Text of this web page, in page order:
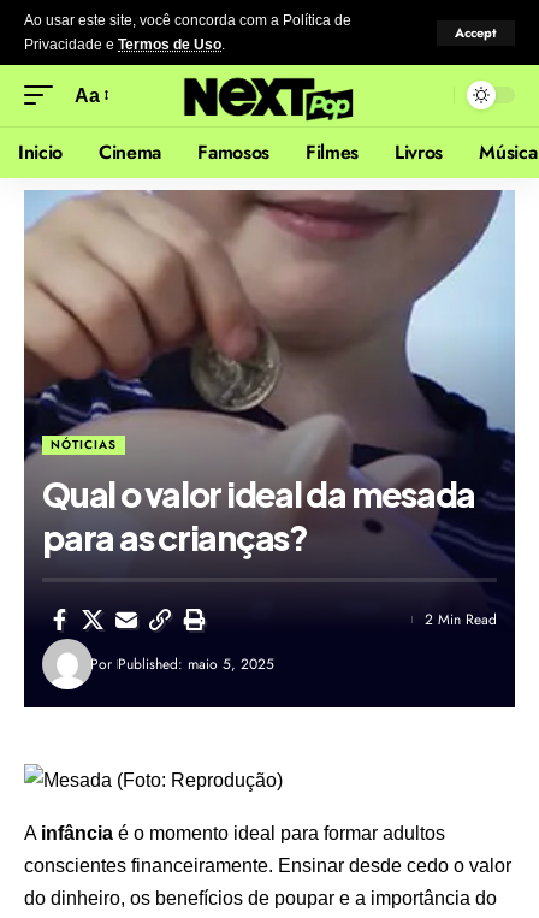
Ao usar este site, você concorda com a Política de
Privacidade e Termos de Uso.
Accept
Aa
Inicio Cinema Famosos Filmes Livros Música
NÓTICIAS
Qual o valor ideal da mesada
para as crianças?
Por Published: maio 5, 2025
2 Min Read
A infância é o momento ideal para formar adultos
conscientes financeiramente. Ensinar desde cedo o valor
do dinheiro, os benefícios de poupar e a importância do